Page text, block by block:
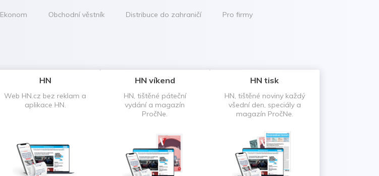
Ekonom Obchodní věstník Distribuce do zahraničí Pro firmy
HN
Web HN.cz bez reklam a
aplikace HN.
HN víkend
HN, tištěné páteční
vydání a magazín
PročNe.
HN tisk
HN, tištěné noviny každý
všední den, speciály a
magazín PročNe.